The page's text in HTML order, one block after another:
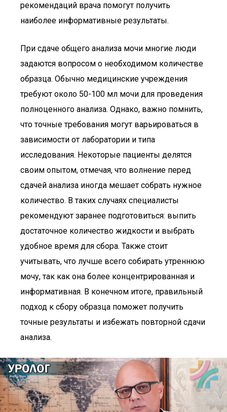
рекомендаций врача помогут получить
наиболее информативные результаты.
При сдаче общего анализа мочи многие люди
задаются вопросом о необходимом количестве
образца. Обычно медицинские учреждения
требуют около 50-100 мл мочи для проведения
полноценного анализа. Однако, важно помнить,
что точные требования могут варьироваться в
зависимости от лаборатории и типа
исследования. Некоторые пациенты делятся
своим опытом, отмечая, что волнение перед
сдачей анализа иногда мешает собрать нужное
количество. В таких случаях специалисты
рекомендуют заранее подготовиться: выпить
достаточное количество жидкости и выбрать
удобное время для сбора. Также стоит
учитывать, что лучше всего собирать утреннюю
мочу, так как она более концентрированная и
информативная. В конечном итоге, правильный
подход к сбору образца поможет получить
точные результаты и избежать повторной сдачи
анализа.